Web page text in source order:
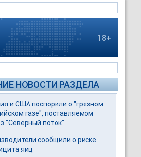
18+
НОВОСТИ РАЗДЕЛА
и США поспорили о "грязном
газе", поставляемом
"Северный поток"
сообщили о риске
яиц